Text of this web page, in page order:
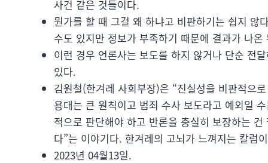
사건 같은 것들이다.
뭔가를 할 때 그걸 왜 하냐고 비판하기는 쉽지 않
수도 있지만 정보가 부족하기 때문에 결과가 나
이런 경우 언론사는 보도를 하지 않거나 단순 전
있다.
김원철(한겨레 사회부장)은 “진실성을 비판적으
용대는 큰 원칙이고 범죄 수사 보도라고 예외일
적으로 판단해야 하고 반론을 충실히 보장하는
다”는 이야기다. 한겨레의 고뇌가 느껴지는 칼럼
2023년 04월13일.